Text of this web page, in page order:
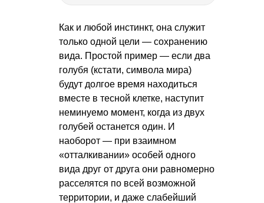
Как и любой инстинкт, она служит
только одной цели — сохранению
вида. Простой пример — если два
голубя (кстати, символа мира)
будут долгое время находиться
вместе в тесной клетке, наступит
неминуемо момент, когда из двух
голубей останется один. И
наоборот — при взаимном
«отталкивании» особей одного
вида друг от друга они равномерно
расселятся по всей возможной
территории, и даже слабейший